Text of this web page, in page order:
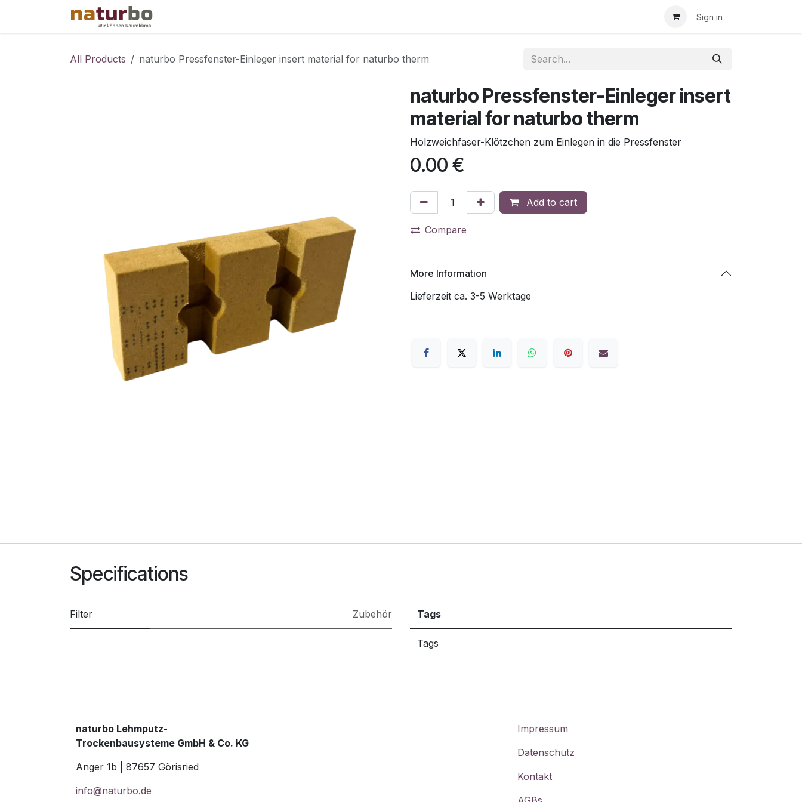
Sign in
All Products naturbo Pressfenster-Einleger insert material for naturbo therm
naturbo Pressfenster-Einleger insert
material for naturbo therm
Holzweichfaser-Klötzchen zum Einlegen in die Pressfenster
0.00 €
Add to cart
Compare
More Information
Lieferzeit ca. 3-5 Werktage
Specifications
Filter Zubehör Tags
Tags
Impressum
Datenschutz
Kontakt
naturbo Lehmputz-
Trockenbausysteme GmbH & Co. KG
Anger 1b | 87657 Görisried
info@naturbo.de